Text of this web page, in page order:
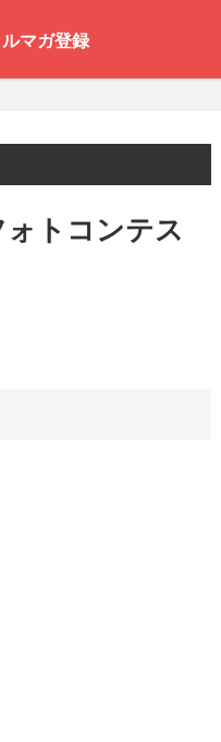
ルマガ登録
トコンテス